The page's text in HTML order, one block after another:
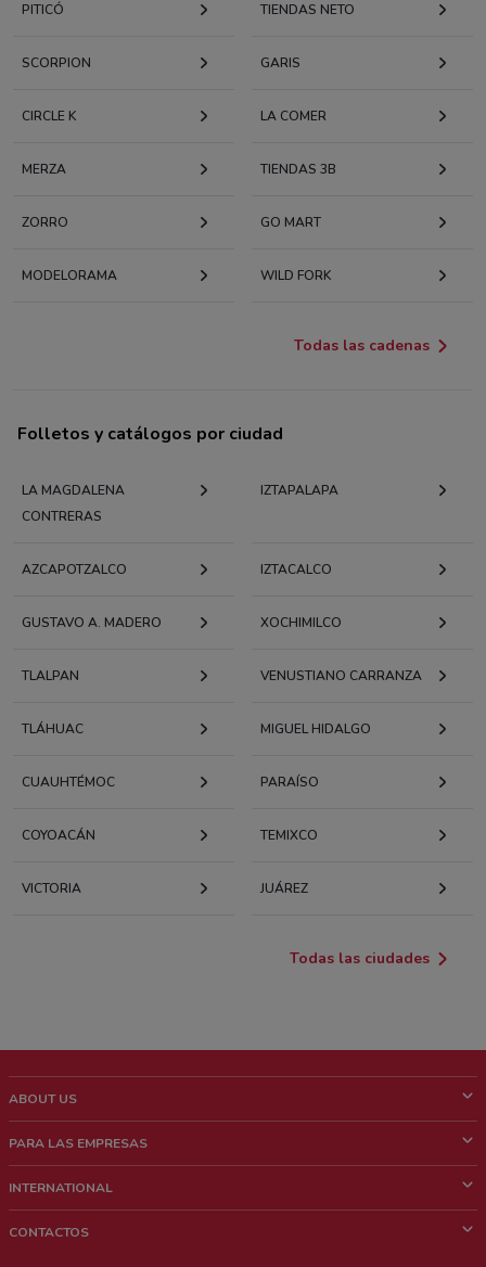
PITICÓ TIENDAS NETO
SCORPION GARIS
CIRCLE K LA COMER
MERZA TIENDAS 3B
ZORRO GO MART
MODELORAMA WILD FORK
Todas las cadenas
Folletos y catálogos por ciudad
LA MAGDALENA
CONTRERAS
IZTAPALAPA
AZCAPOTZALCO IZTACALCO
GUSTAVO A. MADERO XOCHIMILCO
TLALPAN VENUSTIANO CARRANZA
TLÁHUAC MIGUEL HIDALGO
CUAUHTÉMOC PARAÍSO
COYOACÁN TEMIXCO
VICTORIA JUÁREZ
Todas las ciudades
ABOUT US
¿Quiénes Somos?
Trabaja con nosotros
PARA LAS EMPRESAS
Contacto comercial
INTERNATIONAL
CONTACTOS